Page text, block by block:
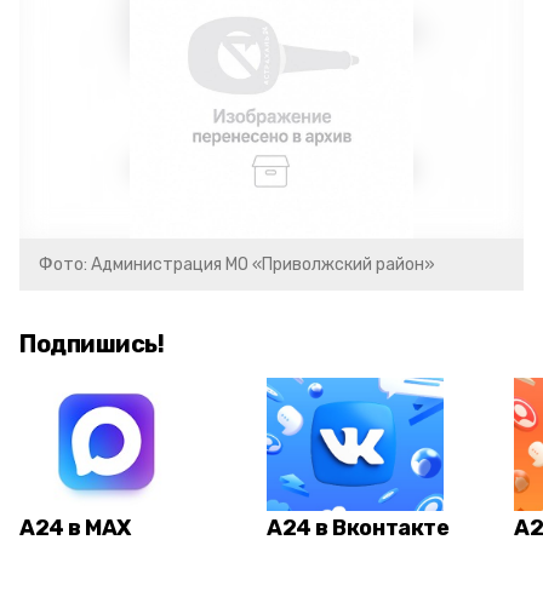
Фото: Администрация МО «Приволжский район»
Подпишись!
А24 в MAX А24 в Вконтакте